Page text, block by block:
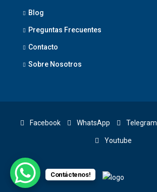
Blog
Preguntas Frecuentes
Contacto
Sobre Nosotros
Facebook WhatsApp Telegram
Youtube
Contáctenos!